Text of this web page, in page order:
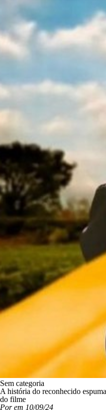
Sem categoria
A história do reconhecido
do filme
Por em 10/09/24